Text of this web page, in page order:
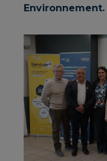
Environnement.